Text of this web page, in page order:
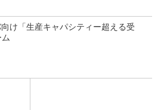
け「生産キャパシティー超える受